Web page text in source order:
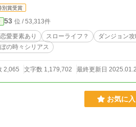
話。
別賞受賞
53 位 / 53,313件
恋愛要素あり スローライフ？
ダンジョン
の時々シリアス
2,065 文字数 1,179,702 最終更新日
お気に